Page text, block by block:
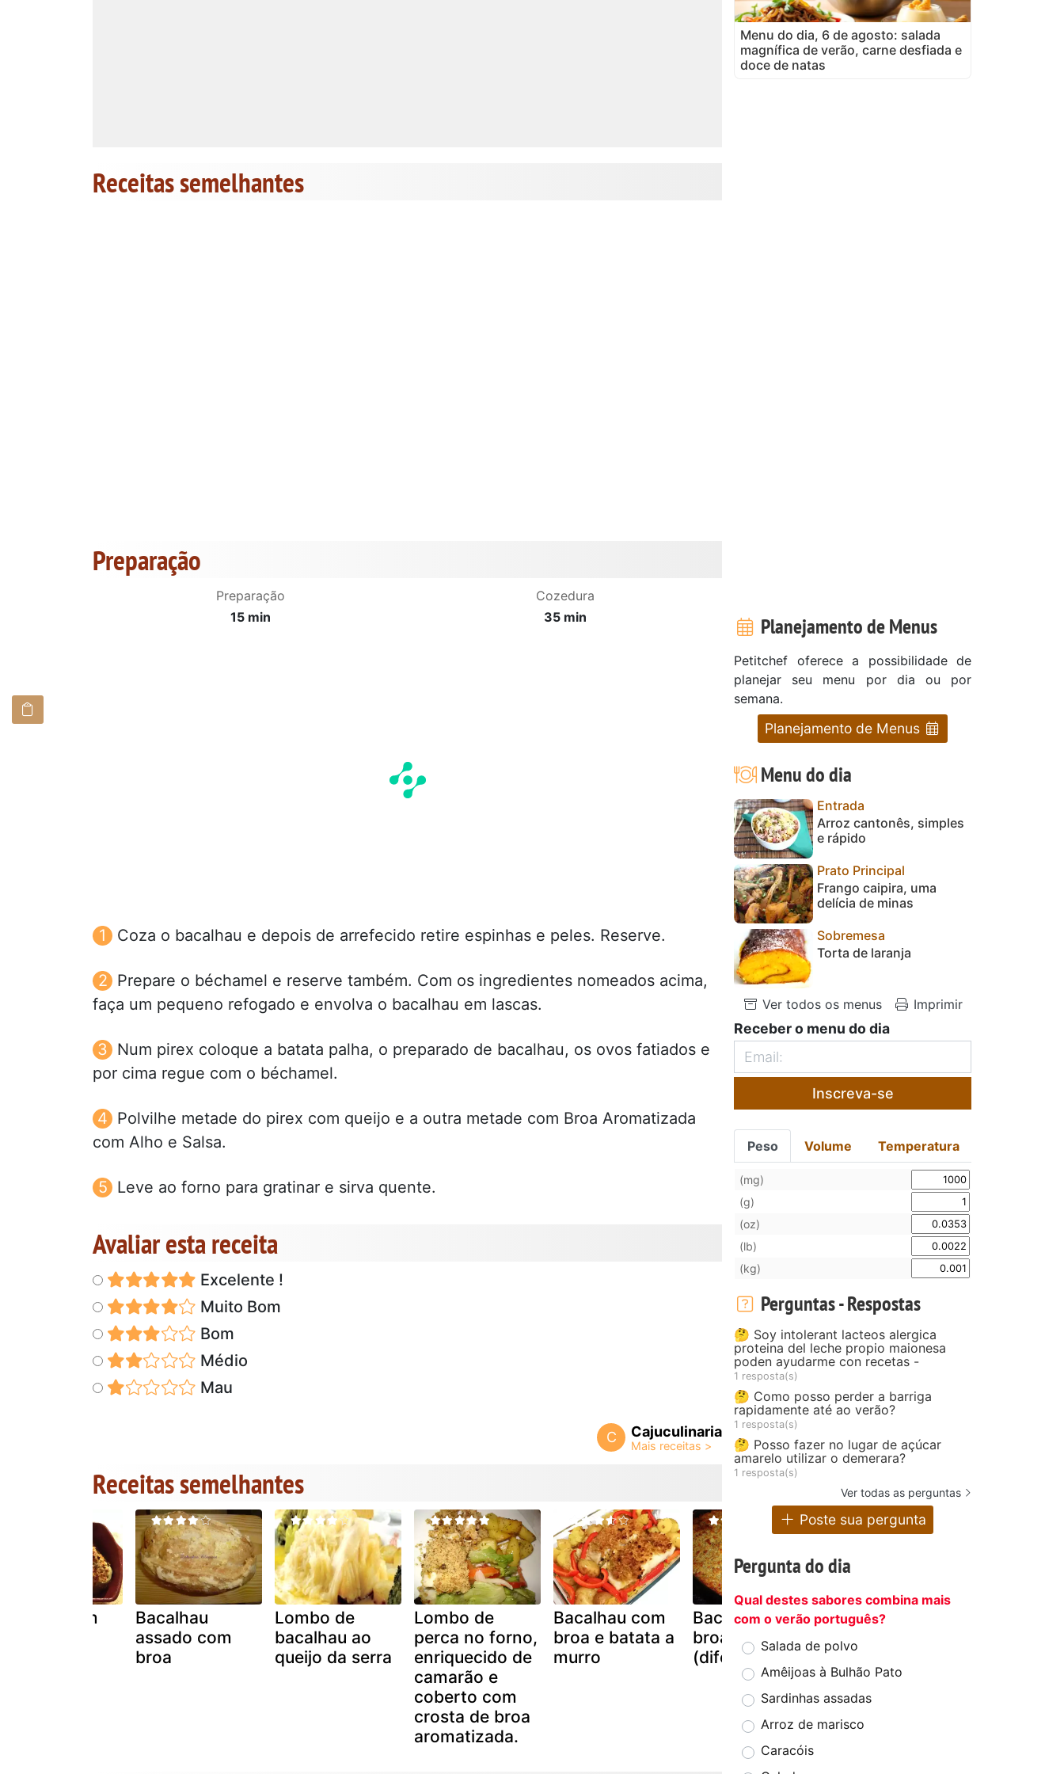
Receitas semelhantes
Preparação
Preparação
15 min
Cozedura
35 min
Coza o bacalhau e depois de arrefecido retire espinhas e peles. Reserve.
Prepare o béchamel e reserve também. Com os ingredientes nomeados acima,
faça um pequeno refogado e envolva o bacalhau em lascas.
Num pirex coloque a batata palha, o preparado de bacalhau, os ovos fatiados e
por cima regue com o béchamel.
Polvilhe metade do pirex com queijo e a outra metade com Broa Aromatizada
com Alho e Salsa.
Leve ao forno para gratinar e sirva quente.
Avaliar esta receita
Excelente !
Muito Bom
Bom
Médio
Mau
C Cajuculinaria
Receitas semelhantes
em
Bacalhau
assado com
broa
Lombo de
bacalhau ao
queijo da serra
Lombo de
perca no forno,
enriquecido de
camarão e
coberto com
crosta de broa
aromatizada.
Bacalhau com
broa e batata a
murro
Bacalhau com
broa
(diferente...)
Bacalhau com
crosta de broa
de milho
Menu do dia, 6 de agosto: salada
magnífica de verão, carne desfiada e
doce de natas
Planejamento de Menus
Petitchef oferece a possibilidade de
planejar seu menu por dia ou por
semana.
Planejamento de Menus
Menu do dia
Entrada
Arroz cantonês, simples
e rápido
Prato Principal
Frango caipira, uma
delícia de minas
Sobremesa
Torta de laranja
Ver todos os menus Imprimir
Receber o menu do dia
Inscreva-se
Peso Volume Temperatura
(mg)
(g)
(oz)
(lb)
(kg)
Perguntas - Respostas
🤔 Soy intolerant lacteos alergica
proteina del leche propio maionesa
poden ayudarme con recetas -
1 resposta(s)
🤔 Como posso perder a barriga
rapidamente até ao verão?
1 resposta(s)
🤔 Posso fazer no lugar de açúcar
amarelo utilizar o demerara?
1 resposta(s)
Ver todas as perguntas
Poste sua pergunta
Pergunta do dia
Qual destes sabores combina mais
com o verão português?
Salada de polvo
Amêijoas à Bulhão Pato
Sardinhas assadas
Arroz de marisco
Caracóis